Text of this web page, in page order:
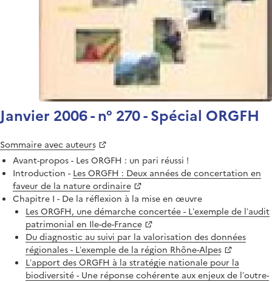
Janvier 2006 - n° 270 - Spécial ORGFH
Sommaire avec auteurs
Avant-propos - Les ORGFH : un pari réussi !
Introduction - Les ORGFH : Deux années de concertation en
faveur de la nature ordinaire
Chapitre I - De la réflexion à la mise en œuvre
Les ORGFH, une démarche concertée - L’exemple de l’audit
patrimonial en Ile-de-France
Du diagnostic au suivi par la valorisation des données
régionales - L’exemple de la région Rhône-Alpes
L’apport des ORGFH à la stratégie nationale pour la
biodiversité - Une réponse cohérente aux enjeux de l’outre-